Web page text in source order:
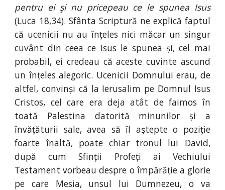
pentru ei şi nu pricepeau ce le spunea Isus
(Luca 18,34). Sfânta Scriptură ne explică faptul
că ucenicii nu au înțeles nici măcar un singur
cuvânt din ceea ce Isus le spunea și, cel mai
probabil, ei credeau că aceste cuvinte ascund
un înțeles alegoric. Ucenicii Domnului erau, de
altfel, convinși că la Ierusalim pe Domnul Isus
Cristos, cel care era deja atât de faimos în
toată Palestina datorită minunilor și a
învățăturii sale, avea să îl aștepte o poziție
foarte înaltă, poate chiar tronul lui David,
după cum Sfinții Profeți ai Vechiului
Testament vorbeau despre o împărăție a glorie
pe care Mesia, unsul lui Dumnezeu, o va